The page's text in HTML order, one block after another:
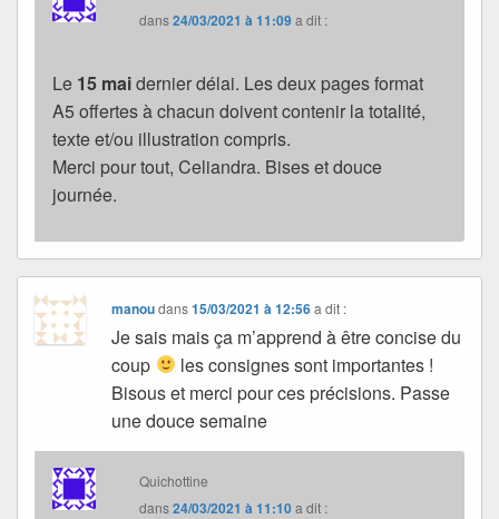
dans24/03/2021 à 11:09a dit :
Le 15 maidernier délai. Les deux pages format
A5 offertes à chacun doivent contenir la totalité,
texte et/ou illustration compris.
Merci pour tout, Celiandra. Bises et douce
journée.
manoudans15/03/2021 à 12:56 a dit :
Je sais mais ça m’apprend à être concise du
coup
les consignes sont importantes !
Bisous et merci pour ces précisions. Passe
une douce semaine
Quichottine
dans24/03/2021 à 11:10a dit :